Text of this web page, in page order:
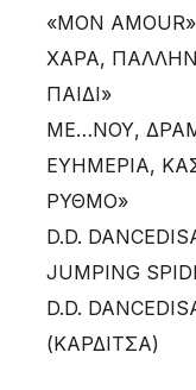
«MON AMOUR»
ΧΑΡΑ,
ΠΑΙΔΙ»
ΜΕ…ΝΟΥ,
ΕΥΗΜΕΡΙΑ,
ΡΥΘΜΟ»
D.D.
JUMPING
D.D.
(ΚΑΡΔΙΤΣΑ)